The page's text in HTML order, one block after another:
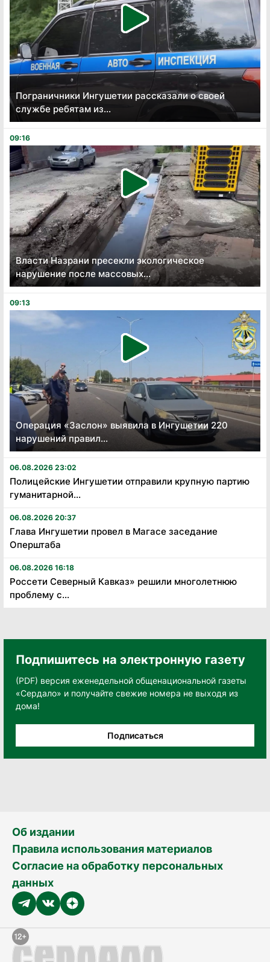
Пограничники Ингушетии рассказали о своей
службе ребятам из...
09:16
Власти Назрани пресекли экологическое
нарушение после массовых...
09:13
Операция «Заслон» выявила в Ингушетии 220
нарушений правил...
06.08.2026 23:02
Полицейские Ингушетии отправили крупную партию
гуманитарной...
06.08.2026 20:37
Глава Ингушетии провел в Магасе заседание
Оперштаба
06.08.2026 16:18
Россети Северный Кавказ» решили многолетнюю
проблему с...
Подпишитесь на электронную газету
(PDF) версия еженедельной общенациональной газеты
«Сердало» и получайте свежие номера не выходя из
дома!
Подписаться
Об издании
Правила использования материалов
Согласие на обработку персональных
данных